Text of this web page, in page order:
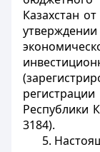
Казахстан
Республики
3184).
5.